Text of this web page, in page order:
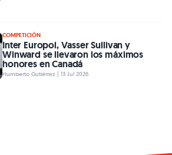
COMPETICIÓN
Inter Europol, Vasser Sullivan y
Winward se llevaron los máximos
honores en Canadá
Humberto Gutiérrez | 13 Jul 2026